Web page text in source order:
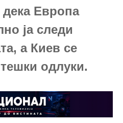
дека Европа
ја следи
а Киев се
одлуки.